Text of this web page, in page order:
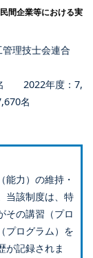
間企業等における実
理技士会連合
2022年度：7,
名
能力）の維持・
当該制度は、特
その講習（プロ
プログラム）を
が記録されま